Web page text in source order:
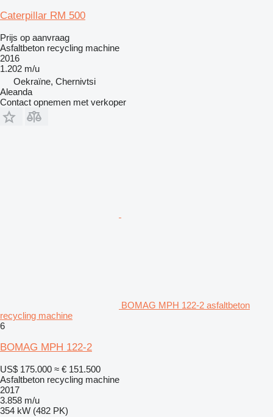
Caterpillar RM 500
Prijs op aanvraag
Asfaltbeton recycling machine
2016
1.202 m/u
Oekraïne, Chernivtsi
Aleanda
Contact opnemen met verkoper
BOMAG MPH 122-2 asfaltbeton
recycling machine
6
BOMAG MPH 122-2
US$ 175.000 ≈ € 151.500
Asfaltbeton recycling machine
2017
3.858 m/u
354 kW (482 PK)